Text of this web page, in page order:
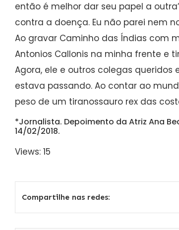
então é melhor dar seu papel a
contra a doença. Eu não parei nem
Ao gravar Caminho das Índias com
Antonios Callonis na minha frente e
Agora, ele e outros colegas
estava passando. Ao contar ao
peso de um tiranossauro rex das
*Jornalista. Depoimento da Atriz Ana
14/02/2018.
Views: 15
Compartilhe nas redes: